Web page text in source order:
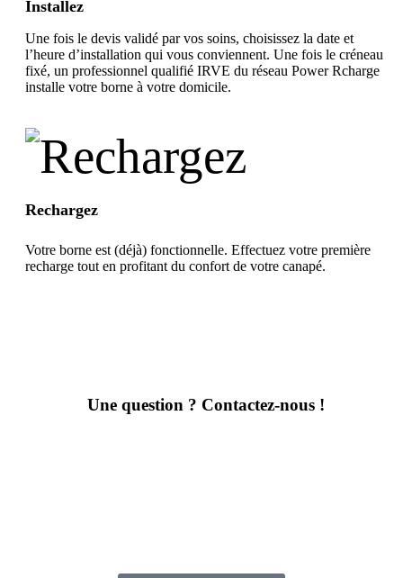
Installez
Une fois le devis validé par vos soins, choisissez la date et
l’heure d’installation qui vous conviennent. Une fois le créneau
fixé, un professionnel qualifié IRVE du réseau Power Rcharge
installe votre borne à votre domicile.
Rechargez
Votre borne est (déjà) fonctionnelle. Effectuez votre première
recharge tout en profitant du confort de votre canapé.
Une question ? Contactez-nous !